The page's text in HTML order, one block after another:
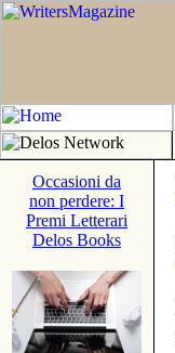
Occasioni da
non perdere: I
Premi Letterari
Delos Books